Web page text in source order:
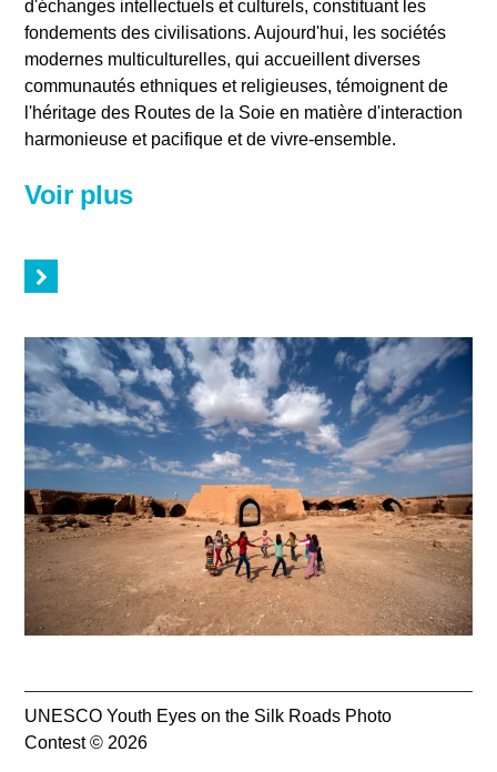
d'échanges intellectuels et culturels, constituant les
fondements des civilisations. Aujourd'hui, les sociétés
modernes multiculturelles, qui accueillent diverses
communautés ethniques et religieuses, témoignent de
l'héritage des Routes de la Soie en matière d'interaction
harmonieuse et pacifique et de vivre-ensemble.
Voir plus
UNESCO Youth Eyes on the Silk Roads Photo
Contest © 2026